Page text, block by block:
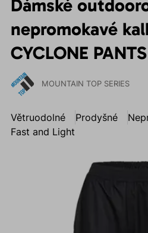
Dámské
nepromokavé
CYCLONE
MOUNTAIN TOP SERIES
Větruodolné Prodyšné
Fast and Light